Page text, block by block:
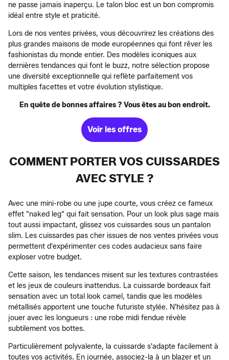
ne passe jamais inaperçu. Le talon bloc est un bon compromis
idéal entre style et praticité.
Lors de nos ventes privées, vous découvrirez les créations des
plus grandes maisons de mode européennes qui font rêver les
fashionistas du monde entier. Des modèles iconiques aux
dernières tendances qui font le buzz, notre sélection propose
une diversité exceptionnelle qui reflète parfaitement vos
multiples facettes et votre évolution stylistique.
En quête de bonnes affaires ? Vous êtes au bon endroit.
Voir les offres
COMMENT PORTER VOS CUISSARDES
AVEC STYLE ?
Avec une mini-robe ou une jupe courte, vous créez ce fameux
effet "naked leg" qui fait sensation. Pour un look plus sage mais
tout aussi impactant, glissez vos cuissardes sous un pantalon
slim. Les cuissardes pas cher issues de nos ventes privées vous
permettent d'expérimenter ces codes audacieux sans faire
exploser votre budget.
Cette saison, les tendances misent sur les textures contrastées
et les jeux de couleurs inattendus. La cuissarde bordeaux fait
sensation avec un total look camel, tandis que les modèles
métallisés apportent une touche futuriste stylée. N'hésitez pas à
jouer avec les longueurs : une robe midi fendue révèle
subtilement vos bottes.
Particulièrement polyvalente, la cuissarde s'adapte facilement à
toutes vos activités. En journée, associez-la à un blazer et un